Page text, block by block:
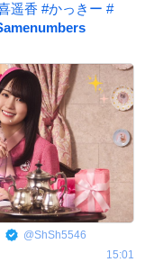
遥香 #かっきー #
@ShSh5546
15:01